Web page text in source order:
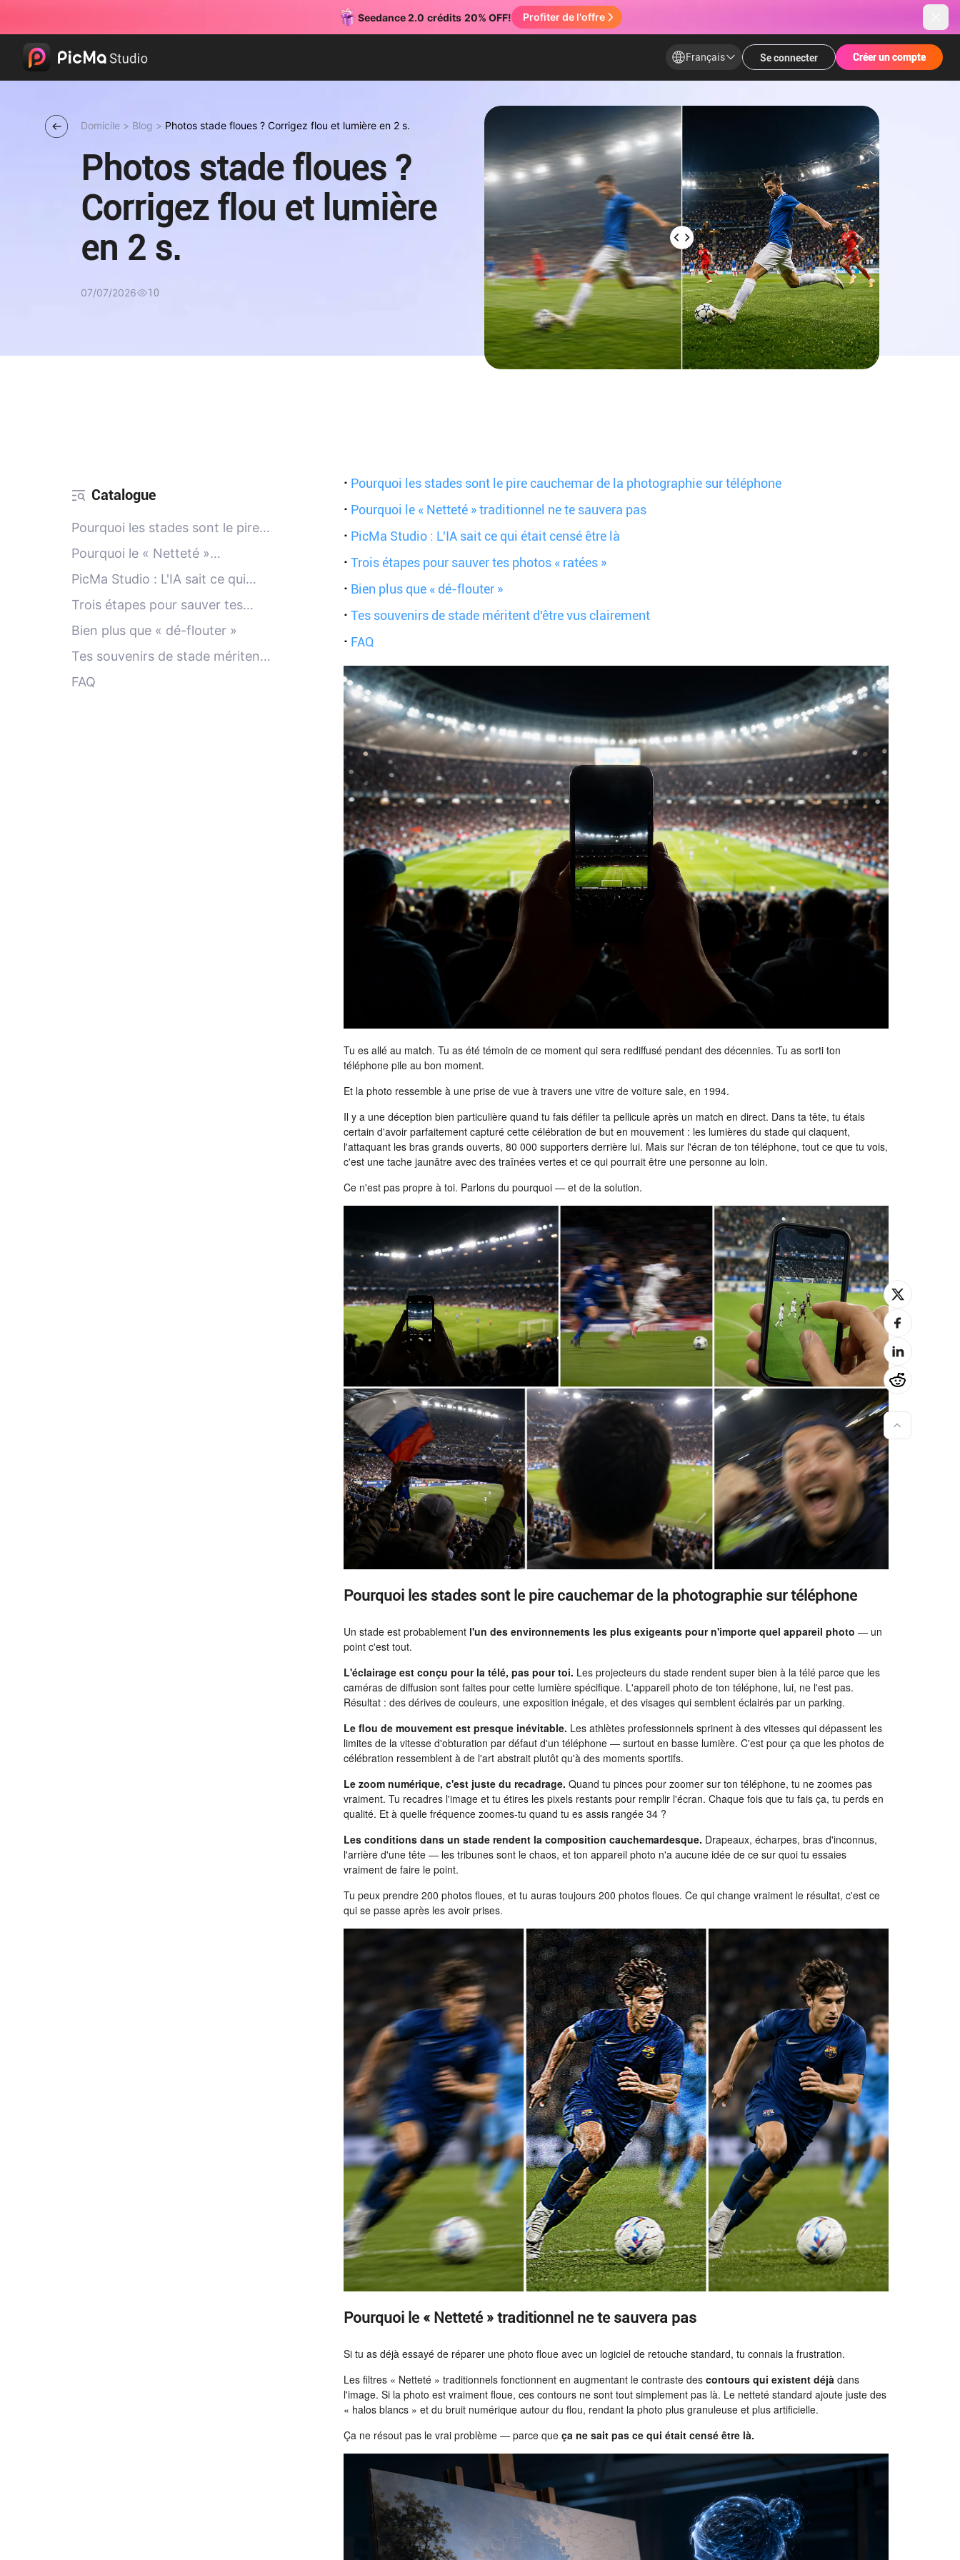
Français Se connecter Créer un compte
Créer un compte
Domicile > Blog > Photos stade floues ? Corrigez flou et lumière en 2 s.
Photos stade floues ?
Corrigez flou et lumière
en 2 s.
07/07/2026 10
Catalogue
Pourquoi les stades sont le pire
cauchemar de la photographie
sur téléphone
Pourquoi le « Netteté »
traditionnel ne te sauvera pas
PicMa Studio : L'IA sait ce qui
était censé être là
Trois étapes pour sauver tes
photos « ratées »
Bien plus que « dé-flouter »
Tes souvenirs de stade méritent
d'être vus clairement
FAQ
· Pourquoi les stades sont le pire cauchemar de la photographie sur téléphone
· Pourquoi le « Netteté » traditionnel ne te sauvera pas
· PicMa Studio : L'IA sait ce qui était censé être là
·Trois étapes pour sauver tes photos « ratées »
· Bien plus que « dé-flouter »
·Tes souvenirs de stade méritent d'être vus clairement
· FAQ
Tu es allé au match. Tu as été témoin de ce moment qui sera rediffusé pendant des décennies. Tu as sorti ton
téléphone pile au bon moment.
Et la photo ressemble à une prise de vue à travers une vitre de voiture sale, en 1994.
Il y a une déception bien particulière quand tu fais défiler ta pellicule après un match en direct. Dans ta tête, tu étais
certain d'avoir parfaitement capturé cette célébration de but en mouvement : les lumières du stade qui claquent,
l'attaquant les bras grands ouverts, 80 000 supporters derrière lui. Mais sur l'écran de ton téléphone, tout ce que tu vois,
c'est une tache jaunâtre avec des traînées vertes et ce qui pourrait être une personne au loin.
Ce n'est pas propre à toi. Parlons du pourquoi — et de la solution.
Pourquoi les stades sont le pire cauchemar de la photographie sur téléphone
Un stade est probablement l'un des environnements les plus exigeants pour n'importe quel appareil photo — un
point c'est tout.
L'éclairage est conçu pour la télé, pas pour toi. Les projecteurs du stade rendent super bien à la télé parce que les
caméras de diffusion sont faites pour cette lumière spécifique. L'appareil photo de ton téléphone, lui, ne l'est pas.
Résultat : des dérives de couleurs, une exposition inégale, et des visages qui semblent éclairés par un parking.
Le flou de mouvement est presque inévitable. Les athlètes professionnels sprinent à des vitesses qui dépassent les
limites de la vitesse d'obturation par défaut d'un téléphone — surtout en basse lumière. C'est pour ça que les photos de
célébration ressemblent à de l'art abstrait plutôt qu'à des moments sportifs.
Le zoom numérique, c'est juste du recadrage. Quand tu pinces pour zoomer sur ton téléphone, tu ne zoomes pas
vraiment. Tu recadres l'image et tu étires les pixels restants pour remplir l'écran. Chaque fois que tu fais ça, tu perds en
qualité. Et à quelle fréquence zoomes-tu quand tu es assis rangée 34 ?
Les conditions dans un stade rendent la composition cauchemardesque. Drapeaux, écharpes, bras d'inconnus,
l'arrière d'une tête — les tribunes sont le chaos, et ton appareil photo n'a aucune idée de ce sur quoi tu essaies
vraiment de faire le point.
Tu peux prendre 200 photos floues, et tu auras toujours 200 photos floues. Ce qui change vraiment le résultat, c'est ce
qui se passe après les avoir prises.
Pourquoi le « Netteté » traditionnel ne te sauvera pas
Si tu as déjà essayé de réparer une photo floue avec un logiciel de retouche standard, tu connais la frustration.
Les filtres « Netteté » traditionnels fonctionnent en augmentant le contraste descontours qui existent déjà dans
l'image. Si la photo est vraiment floue, ces contours ne sont tout simplement pas là. Le netteté standard ajoute juste des
« halos blancs » et du bruit numérique autour du flou, rendant la photo plus granuleuse et plus artificielle.
Ça ne résout pas le vrai problème — parce queça ne sait pas ce qui était censé être là.
Seedance 2.0 crédits 20% OFF! Profiter de l'offre